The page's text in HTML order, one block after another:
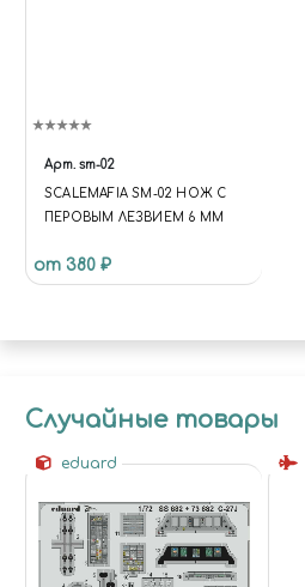
Арт. sm-02
SCALEMAFIA SM-02 НОЖ С
ПЕРОВЫМ ЛЕЗВИЕМ 6 ММ
от 380 ₽
Случайные товары
eduard